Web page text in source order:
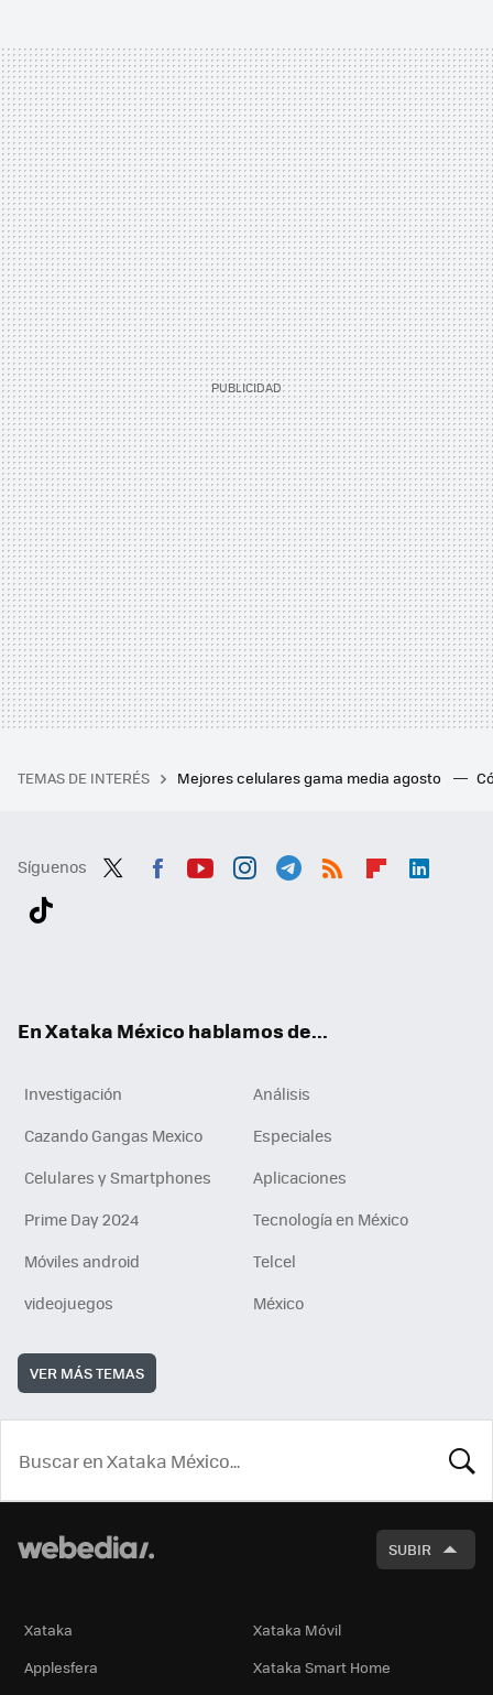
TEMAS DE INTERÉS Mejores celulares gama media agosto
Síguenos
En Xataka México hablamos de...
Investigación
Análisis
Cazando Gangas Mexico
Especiales
Celulares y Smartphones
Aplicaciones
Prime Day 2024
Tecnología en México
Móviles android
Telcel
videojuegos
México
VER MÁS TEMAS
SUBIR
Xataka
Xataka Móvil
Applesfera
Xataka Smart Home